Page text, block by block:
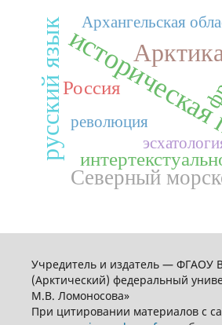
русский язык Арктика
Северный
Россия
революция
Архангельская
Учредитель и издатель — ФГАОУ
(Арктический) федеральный
М.В. Ломоносова»
При цитировании материалов с